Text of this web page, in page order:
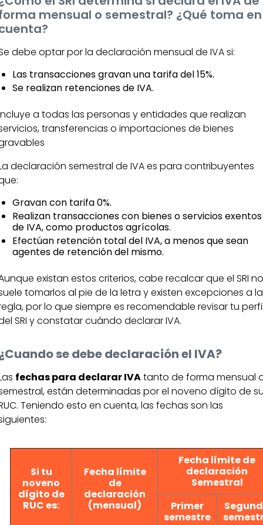
mensual o semestral? ¿Qué toma en
debe optar por la declaración mensual de IVA si:
Las transacciones gravan una tarifa del 15%.
Se realizan retenciones de IVA.
a todas las personas y entidades que realizan
transferencias o importaciones de bienes
declaración semestral de IVA es para contribuyentes
Gravan con tarifa 0%.
Realizan transacciones con bienes o servicios exentos
de IVA, como productos agrícolas.
Efectúan retención total del IVA, a menos que sean
agentes de retención del mismo​.
existan estos criterios, cabe recalcar que el SRI no
tomarlos al pie de la letra y existen excepciones a la
por lo que siempre es recomendable revisar tu
SRI y constatar cuándo declarar IVA.
se debe declaración el IVA?
fechas para declarar IVAtanto de forma mensual
están determinadas por el noveno dígito de
Teniendo esto en cuenta, las fechas son las
Si tu
noveno
dígito de
RUC es:
Fecha límite
de
declaración
(mensual)
Fecha límite de
declaración
Semestral
Primer
semestre